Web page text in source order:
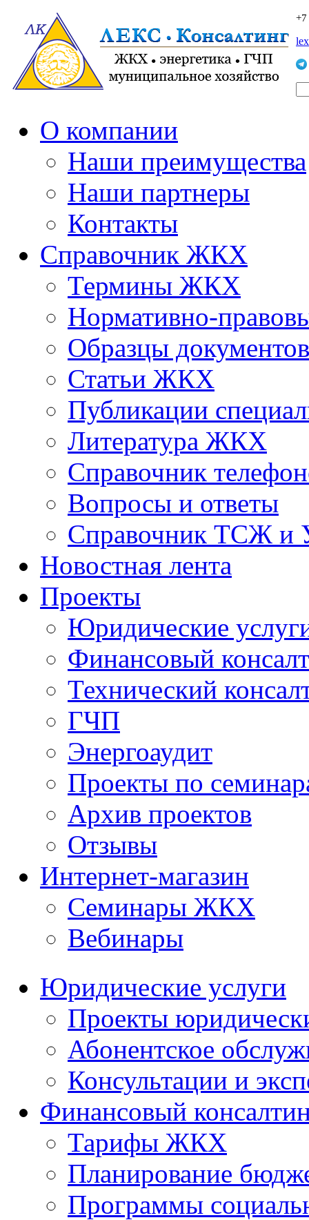
О компании
Наши преимущества
Наши партнеры
Контакты
Справочник ЖКХ
Термины ЖКХ
Нормативно-
Образцы документов
Статьи ЖКХ
Публикации
Литература ЖКХ
Справочник
Вопросы и ответы
Справочник ТСЖ и
Новостная лента
Проекты
Юридические
Финансовый
Технический
ГЧП
Энергоаудит
Проекты по
Архив проектов
Отзывы
Интернет-магазин
Семинары ЖКХ
Вебинары
Юридические услуги
Проекты
Абонентское
Консультации и
Финансовый
Тарифы ЖКХ
Планирование
Программы